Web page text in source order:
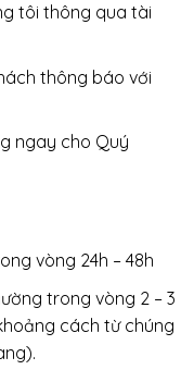
tôi thông qua tài
thông báo với
ngay cho Quý
vòng 24h – 48h
trong vòng 2 – 3
cách từ chúng